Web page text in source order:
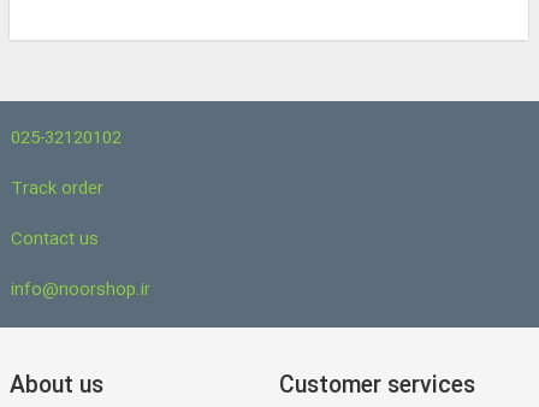
025-32120102
Track order
Contact us
info@noorshop.ir
About us Customer services